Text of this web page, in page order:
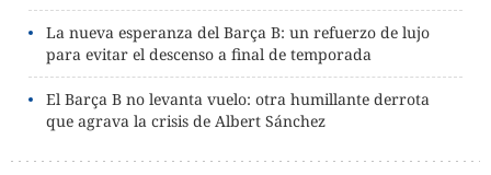
La nueva esperanza del Barça B: un refuerzo de lujo
para evitar el descenso a final de temporada
El Barça B no levanta vuelo: otra humillante derrota
que agrava la crisis de Albert Sánchez